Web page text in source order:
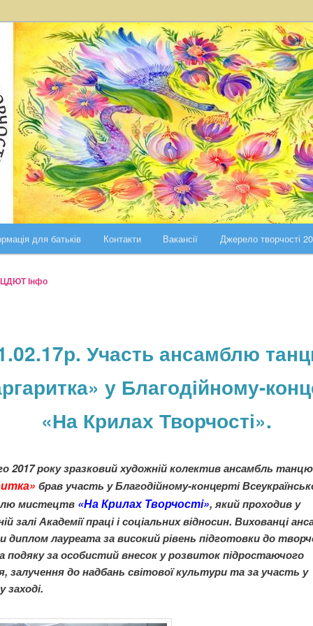
району міста Києва
Києва
для батьків Контакти Вакансії Джерело творчості
Участь ансамблю
у Благодійному-
«На Крилах Творчості».
ЦДЮТ Інфо
2017 року зразковий художній колектив ансамбль танцю
брав участь у Благодійному-концерті
мистецтв «На Крилах Творчості», який проходив у
залі Академії праці і соціальних відносин. Вихованці
диплом лауреата за високий рівень підготовки до
подяку за особистий внесок у розвиток підростаючого
залучення до надбань світової культури та за участь у
заході.